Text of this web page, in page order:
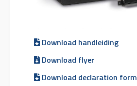
Download handleiding
Download flyer
Download declaration form